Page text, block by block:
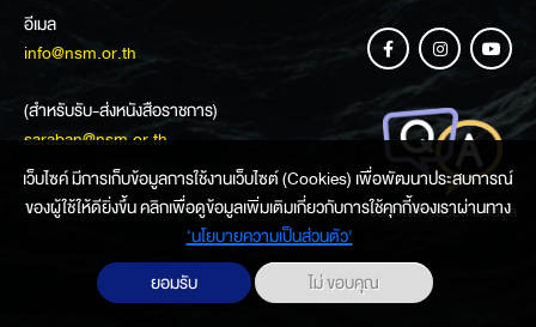
อีเมล
info@nsm.or.th
(สำหรับรับ-ส่งหนังสือราชการ)
saraban@nsm.or.th
ช่องทางการสอบถามข้อมูล
เว็บไซค์ มีการเก็บข้อมูลการใช้งานเว็บไซต์ (Cookies) เพื่อพัฒนาประสบการณ์
ของผู้ใช้ให้ดียิ่งขึ้น คลิกเพื่อดูข้อมูลเพิ่มเติมเกี่ยวกับการใช้คุกกี้ของเราผ่านทาง
‘นโยบายความเป็นส่วนตัว'
ยอมรับ
ไม่ ขอบคุณ